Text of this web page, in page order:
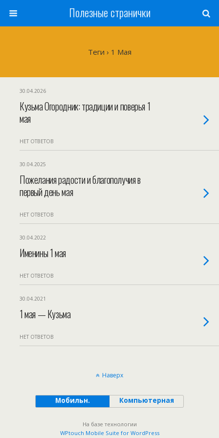
Полезные странички
Теги › 1 Мая
30.04.2026
Кузьма Огородник: традиции и поверья 1
мая
НЕТ ОТВЕТОВ
30.04.2025
Пожелания радости и благополучия в
первый день мая
НЕТ ОТВЕТОВ
30.04.2022
Именины 1 мая
НЕТ ОТВЕТОВ
30.04.2021
1 мая — Кузьма
НЕТ ОТВЕТОВ
Наверх
Мобильн. Компьютерная
На базе технологии
WPtouch Mobile Suite for WordPress